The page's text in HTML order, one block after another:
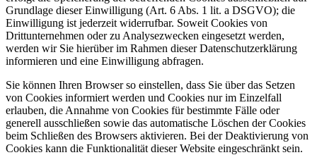
Grundlage dieser Einwilligung (Art. 6 Abs. 1 lit. a DSGVO); die
Einwilligung ist jederzeit widerrufbar. Soweit Cookies von
Drittunternehmen oder zu Analysezwecken eingesetzt werden,
werden wir Sie hierüber im Rahmen dieser Datenschutzerklärung
informieren und eine Einwilligung abfragen.
Sie können Ihren Browser so einstellen, dass Sie über das Setzen
von Cookies informiert werden und Cookies nur im Einzelfall
erlauben, die Annahme von Cookies für bestimmte Fälle oder
generell ausschließen sowie das automatische Löschen der Cookies
beim Schließen des Browsers aktivieren. Bei der Deaktivierung von
Cookies kann die Funktionalität dieser Website eingeschränkt sein.